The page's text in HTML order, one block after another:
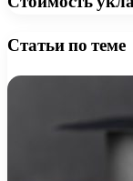
Статьи по теме